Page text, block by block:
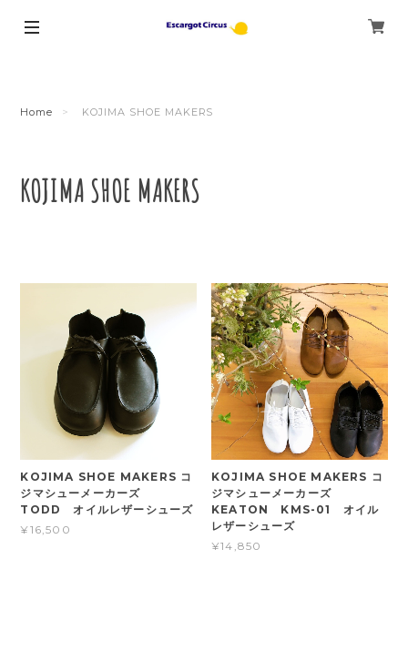
Home KOJIMA SHOE MAKERS
KOJIMA SHOE MAKERS
KOJIMA SHOE MAKERS コ
ジマシューメーカーズ
TODD オイルレザーシューズ
¥16,500
KOJIMA SHOE MAKERS コ
ジマシューメーカーズ
KEATON KMS-01 オイル
レザーシューズ
¥14,850